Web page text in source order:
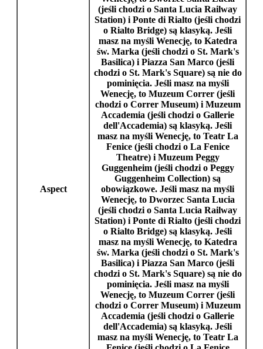
Aspect
(jeśli chodzi o Santa Lucia Railway
Station) i Ponte di Rialto (jeśli chodzi
o Rialto Bridge) są klasyką. Jeśli
masz na myśli Wenecję, to Katedra
św. Marka (jeśli chodzi o St. Mark's
Basilica) i Piazza San Marco (jeśli
chodzi o St. Mark's Square) są nie do
pominięcia. Jeśli masz na myśli
Wenecję, to Muzeum Correr (jeśli
chodzi o Correr Museum) i Muzeum
Accademia (jeśli chodzi o Gallerie
dell'Accademia) są klasyką. Jeśli
masz na myśli Wenecję, to Teatr La
Fenice(jeśli chodzi o La Fenice
Theatre) i Muzeum Peggy
Guggenheim(jeśli chodzi o Peggy
Guggenheim Collection) są
obowiązkowe. Jeśli masz na myśli
Wenecję, to Dworzec Santa Lucia
(jeśli chodzi o Santa Lucia Railway
Station) i Ponte di Rialto (jeśli chodzi
o Rialto Bridge) są klasyką. Jeśli
masz na myśli Wenecję, to Katedra
św. Marka (jeśli chodzi o St. Mark's
Basilica) i Piazza San Marco (jeśli
chodzi o St. Mark's Square) są nie do
pominięcia. Jeśli masz na myśli
Wenecję, to Muzeum Correr (jeśli
chodzi o Correr Museum) i Muzeum
Accademia (jeśli chodzi o Gallerie
dell'Accademia) są klasyką. Jeśli
masz na myśli Wenecję, to Teatr La